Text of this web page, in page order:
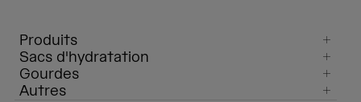
Produits
Sacs d'hydratation
Gourdes
Autres